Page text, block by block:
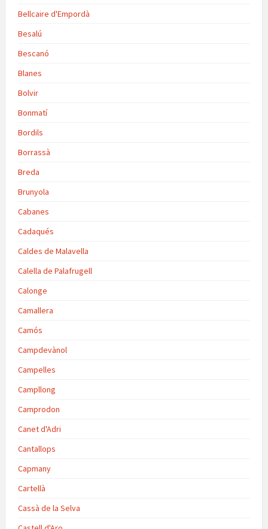
Bellcaire d'Empordà
Besalú
Bescanó
Blanes
Bolvir
Bonmatí
Bordils
Borrassà
Breda
Brunyola
Cabanes
Cadaqués
Caldes de Malavella
Calella de Palafrugell
Calonge
Camallera
Camós
Campdevànol
Campelles
Campllong
Camprodon
Canet d'Adri
Cantallops
Capmany
Cartellà
Cassà de la Selva